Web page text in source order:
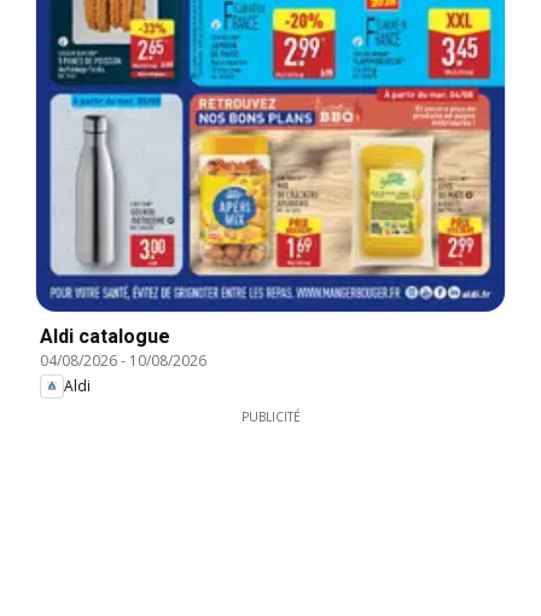
Aldi catalogue
04/08/2026- 10/08/2026
Aldi
PUBLICITÉ